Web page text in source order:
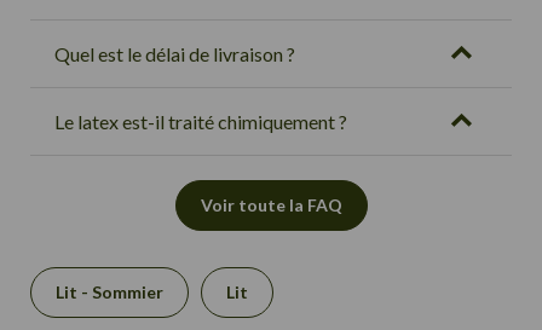
Quel est le délai de livraison ?
Le latex est-il traité chimiquement ?
Voir toute la FAQ
Lit - Sommier Lit